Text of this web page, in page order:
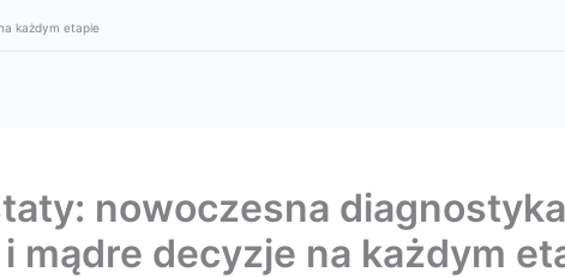
każdym etapie
nowoczesna
mądre decyzje na każdym